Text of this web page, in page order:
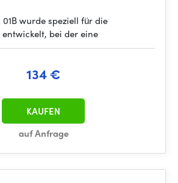
wurde speziell für die
bei der eine
134 €
auf Anfrage
KAUFEN